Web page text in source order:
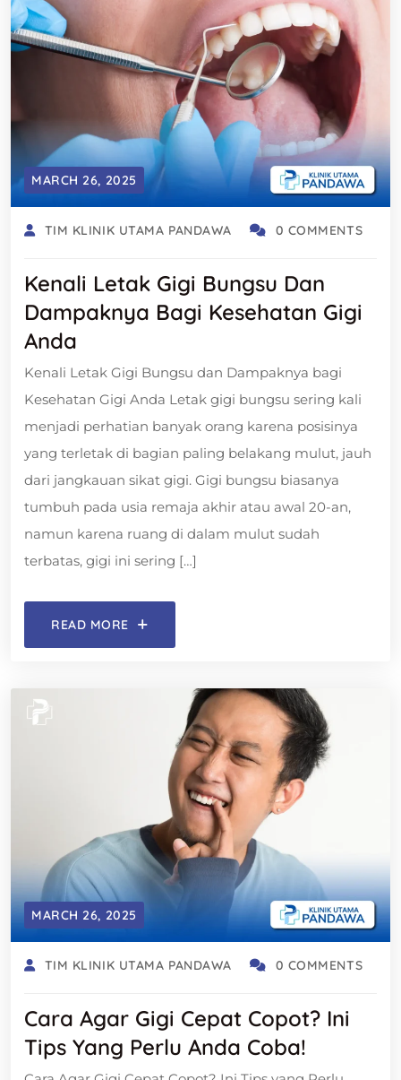
MARCH 26, 2025
TIM KLINIK UTAMA PANDAWA 0 COMMENTS
Kenali Letak Gigi Bungsu Dan
Dampaknya Bagi Kesehatan Gigi
Anda
Kenali Letak Gigi Bungsu dan Dampaknya bagi
Kesehatan Gigi Anda Letak gigi bungsu sering kali
menjadi perhatian banyak orang karena posisinya
yang terletak di bagian paling belakang mulut, jauh
dari jangkauan sikat gigi. Gigi bungsu biasanya
tumbuh pada usia remaja akhir atau awal 20-an,
namun karena ruang di dalam mulut sudah
terbatas, gigi ini sering […]
READ MORE
MARCH 26, 2025
TIM KLINIK UTAMA PANDAWA 0 COMMENTS
Cara Agar Gigi Cepat Copot? Ini
Tips Yang Perlu Anda Coba!